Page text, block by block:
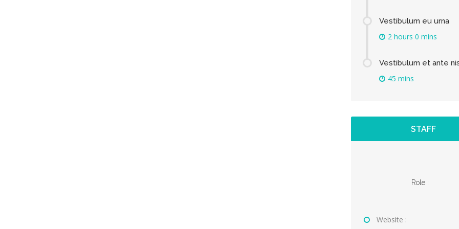
Vestibulum eu urna
2 hours 0 mins
Vestibulum et ante
45 mins
STAFF
Role :
Website :